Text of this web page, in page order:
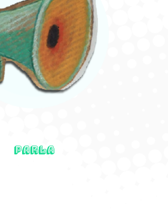
PARLA